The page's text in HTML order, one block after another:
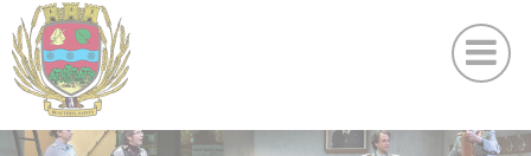
( VOTRE COMMUNE )
ActualitésDICRIM
Panneau de gestion des cookies